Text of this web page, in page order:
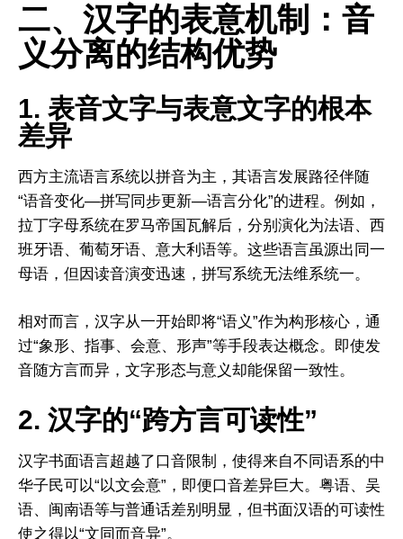
二、汉字的表意机制：音
义分离的结构优势
1. 表音文字与表意文字的根本
差异
西方主流语言系统以拼音为主，其语言发展路径伴随
“语音变化—拼写同步更新—语言分化”的进程。例如，
拉丁字母系统在罗马帝国瓦解后，分别演化为法语、西
班牙语、葡萄牙语、意大利语等。这些语言虽源出同一
母语，但因读音演变迅速，拼写系统无法维系统一。
相对而言，汉字从一开始即将“语义”作为构形核心，通
过“象形、指事、会意、形声”等手段表达概念。即使发
音随方言而异，文字形态与意义却能保留一致性。
2. 汉字的“跨方言可读性”
汉字书面语言超越了口音限制，使得来自不同语系的中
华子民可以“以文会意”，即便口音差异巨大。粤语、吴
语、闽南语等与普通话差别明显，但书面汉语的可读性
使之得以“文同而音异”。